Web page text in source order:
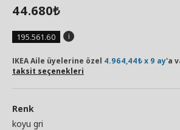
44.680₺
195.561.60
IKEA Aile üyelerine özel 4.964,44₺ x 9 ay'a
taksit seçenekleri
Renk
koyu gri